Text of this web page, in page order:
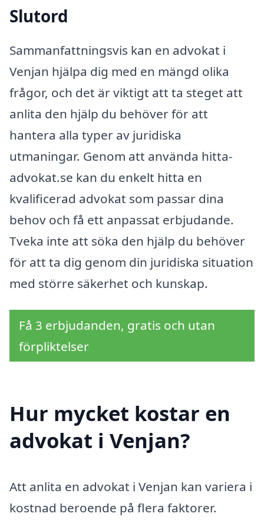
Slutord
Sammanfattningsvis kan en advokat i
Venjan hjälpa dig med en mängd olika
frågor, och det är viktigt att ta steget att
anlita den hjälp du behöver för att
hantera alla typer av juridiska
utmaningar. Genom att använda hitta-
advokat.se kan du enkelt hitta en
kvalificerad advokat som passar dina
behov och få ett anpassat erbjudande.
Tveka inte att söka den hjälp du behöver
för att ta dig genom din juridiska situation
med större säkerhet och kunskap.
Få 3 erbjudanden, gratis och utan
förpliktelser
Hur mycket kostar en
advokat i Venjan?
Att anlita en advokat i Venjan kan variera i
kostnad beroende på flera faktorer.